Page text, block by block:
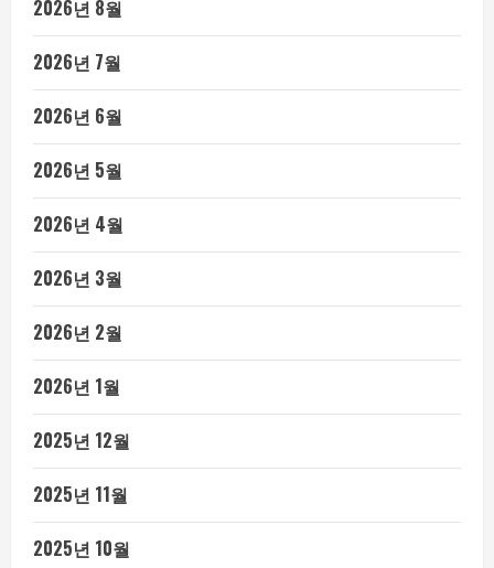
2026년 8월
2026년 7월
2026년 6월
2026년 5월
2026년 4월
2026년 3월
2026년 2월
2026년 1월
2025년 12월
2025년 11월
2025년 10월